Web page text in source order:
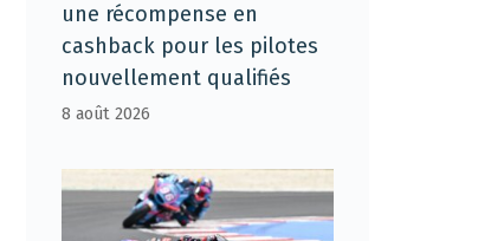
une récompense en
cashback pour les pilotes
nouvellement qualifiés
8 août 2026